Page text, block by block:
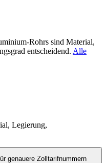
Rohrs sind Material,
entscheidend. Alle
Legierung,
genauere Zolltarifnummern